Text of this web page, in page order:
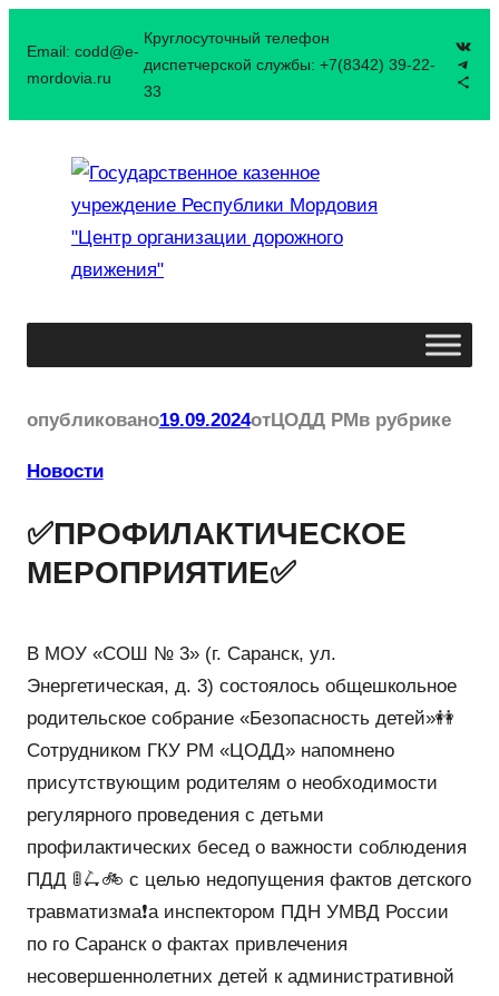
содержимому
Email: codd@e-
mordovia.ru
Круглосуточный телефон
диспетчерской службы: +7(8342) 39-22-
33
Значок
опубликовано19.09.2024отЦОДД РМв рубрике
Новости
✅ПРОФИЛАКТИЧЕСКОЕ
МЕРОПРИЯТИЕ✅
В МОУ «СОШ № 3» (г. Саранск, ул.
Энергетическая, д. 3) состоялось общешкольное
родительское собрание «Безопасность детей»👭
Сотрудником ГКУ РМ «ЦОДД» напомнено
присутствующим родителям о необходимости
регулярного проведения с детьми
профилактических бесед о важности соблюдения
ПДД 🚦🛴🚲 с целью недопущения фактов детского
травматизма❗️а инспектором ПДН УМВД России
по го Саранск о фактах привлечения
несовершеннолетних детей к административной